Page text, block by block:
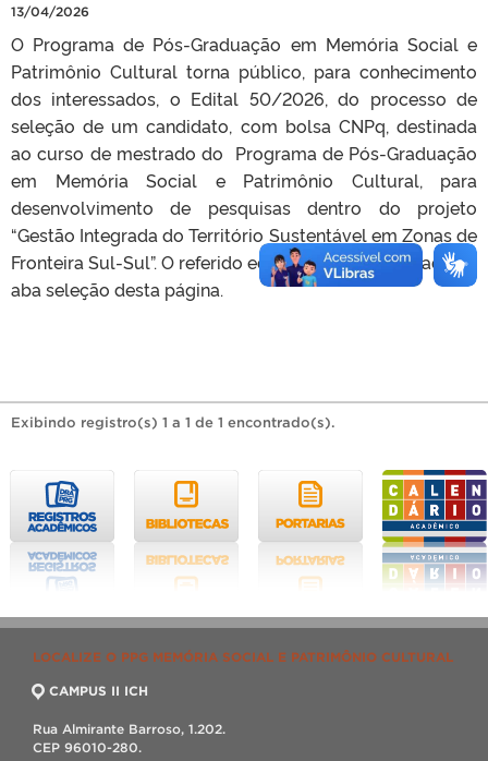
13/04/2026
O Programa de Pós-Graduação em Memória Social e
Patrimônio Cultural torna público, para conhecimento
dos interessados, o Edital 50/2026, do processo de
seleção de um candidato, com bolsa CNPq, destinada
ao curso de mestrado do Programa de Pós-Graduação
em Memória Social e Patrimônio Cultural, para
desenvolvimento de pesquisas dentro do projeto
“Gestão Integrada do Território Sustentável em Zonas de
Fronteira Sul-Sul”. O referido edital pode ser acessado na
aba seleção desta página.
Exibindo registro(s) 1 a 1 de 1 encontrado(s).
LOCALIZE O PPG MEMÓRIA SOCIAL E PATRIMÔNIO CULTURAL
CAMPUS II ICH
Rua Almirante Barroso, 1.202.
CEP 96010-280.